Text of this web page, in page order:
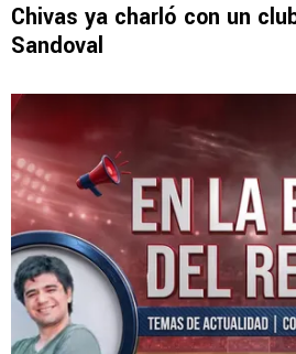
Chivas ya charló con un
Sandoval